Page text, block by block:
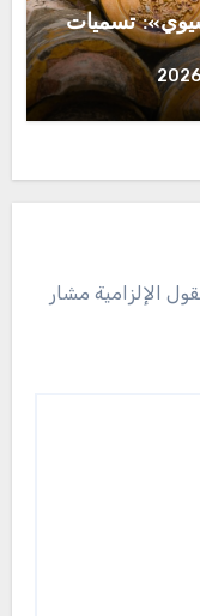
تسميات
الإلزامية مشار